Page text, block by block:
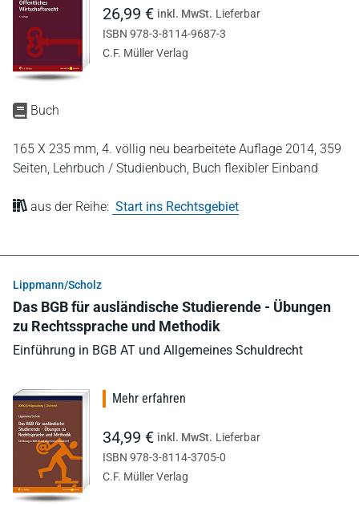
Buch
165 X 235 mm, 4. völlig neu bearbeitete Auflage 2014, 359
Seiten, Lehrbuch / Studienbuch, Buch flexibler Einband
aus der Reihe: Start ins Rechtsgebiet
26,99 € inkl. MwSt. Lieferbar
ISBN 978-3-8114-9687-3
C.F. Müller Verlag
Lippmann/Scholz
Das BGB für ausländische Studierende - Übungen
zu Rechtssprache und Methodik
Einführung in BGB AT und Allgemeines Schuldrecht
Mehr erfahren
34,99 € inkl. MwSt. Lieferbar
ISBN 978-3-8114-3705-0
C.F. Müller Verlag